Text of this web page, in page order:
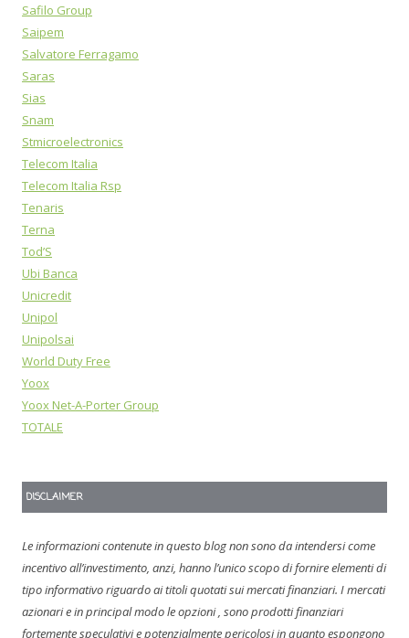
Safilo Group
Saipem
Salvatore Ferragamo
Saras
Sias
Snam
Stmicroelectronics
Telecom Italia
Telecom Italia Rsp
Tenaris
Terna
Tod’S
Ubi Banca
Unicredit
Unipol
Unipolsai
World Duty Free
Yoox
Yoox Net-A-Porter Group
TOTALE
DISCLAIMER
Le informazioni contenute in questo blog non sono da intendersi come
incentivo all’investimento, anzi, hanno l’unico scopo di fornire elementi di
tipo informativo riguardo ai titoli quotati sui mercati finanziari. I mercati
azionari e in principal modo le opzioni , sono prodotti finanziari
fortemente speculativi e potenzialmente pericolosi in quanto espongono